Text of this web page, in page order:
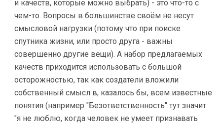
и качеств, которые можно выбрать) - это что-то с
чем-то. Вопросы в большинстве своём не несут
смысловой нагрузки (потому что при поиске
спутника жизни, или просто друга - важны
совершенно другие вещи). А набор предлагаемых
качеств приходится использовать с большой
осторожностью, так как создатели вложили
собственный смысл в, казалось бы, всем известные
понятия (например "Безответственность" тут значит
"я не люблю, когда человек не умеет признавать